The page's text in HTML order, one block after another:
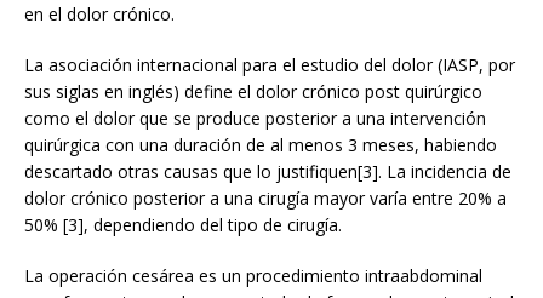
en el dolor crónico.
La asociación internacional para el estudio del dolor (IASP, por
sus siglas en inglés) define el dolor crónico post quirúrgico
como el dolor que se produce posterior a una intervención
quirúrgica con una duración de al menos 3 meses, habiendo
descartado otras causas que lo justifiquen[3]. La incidencia de
dolor crónico posterior a una cirugía mayor varía entre 20% a
50% [3], dependiendo del tipo de cirugía.
La operación cesárea es un procedimiento intraabdominal